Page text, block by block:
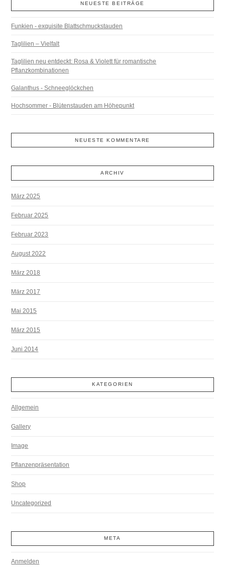
NEUESTE BEITRÄGE
Funkien - exquisite Blattschmuckstauden
Taglilien – Vielfalt
Taglilien neu entdeckt: Rosa & Violett für romantische
Pflanzkombinationen
Galanthus - Schneeglöckchen
Hochsommer - Blütenstauden am Höhepunkt
NEUESTE KOMMENTARE
ARCHIV
März 2025
Februar 2025
Februar 2023
August 2022
März 2018
März 2017
Mai 2015
März 2015
Juni 2014
KATEGORIEN
Allgemein
Gallery
Image
Pflanzenpräsentation
Shop
Uncategorized
META
Anmelden